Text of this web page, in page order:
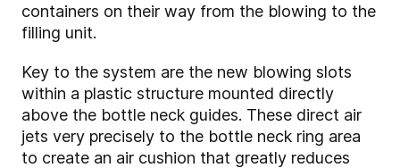
containers on their way from the blowing to the
filling unit.
Key to the system are the new blowing slots
within a plastic structure mounted directly
above the bottle neck guides. These direct air
jets very precisely to the bottle neck ring area
to create an air cushion that greatly reduces